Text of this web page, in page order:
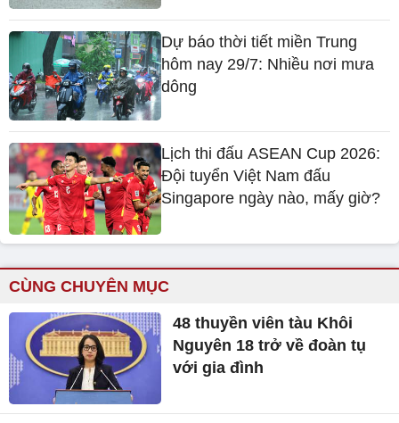
Dự báo thời tiết miền Trung
hôm nay 29/7: Nhiều nơi mưa
dông
Lịch thi đấu ASEAN Cup 2026:
Đội tuyển Việt Nam đấu
Singapore ngày nào, mấy giờ?
CÙNG CHUYÊN MỤC
48 thuyền viên tàu Khôi
Nguyên 18 trở về đoàn tụ
với gia đình